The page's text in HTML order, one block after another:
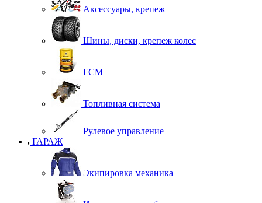
Аксессуары, крепеж
Шины, диски, крепеж колес
ГСМ
Топливная система
Рулевое управление
ГАРАЖ
Экипировка механика